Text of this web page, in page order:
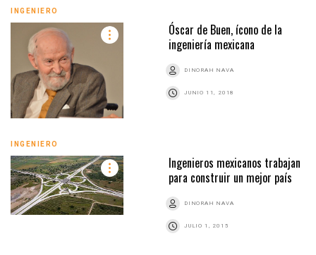
INGENIERO
Óscar de Buen, ícono de la
ingeniería mexicana
DINORAH NAVA
JUNIO 11, 2018
INGENIERO
Ingenieros mexicanos trabajan
para construir un mejor país
DINORAH NAVA
JULIO 1, 2015